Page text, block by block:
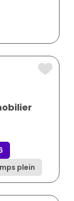
plein